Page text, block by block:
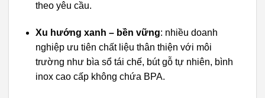
theo yêu cầu.
Xu hướng xanh – bền vững: nhiều doanh
nghiệp ưu tiên chất liệu thân thiện với môi
trường như bìa sổ tái chế, bút gỗ tự nhiên, bình
inox cao cấp không chứa BPA.